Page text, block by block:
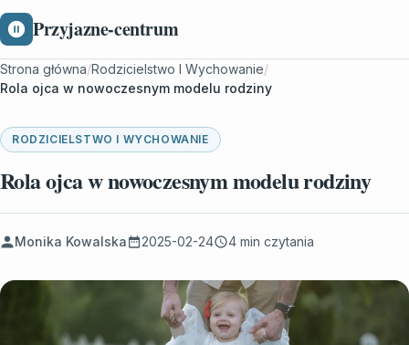
Przyjazne-centrum
Strona główna/Rodzicielstwo I Wychowanie/
Rola ojca w nowoczesnym modelu rodziny
RODZICIELSTWO I WYCHOWANIE
Rola ojca w nowoczesnym modelu rodziny
Monika Kowalska 2025-02-24 4 min czytania